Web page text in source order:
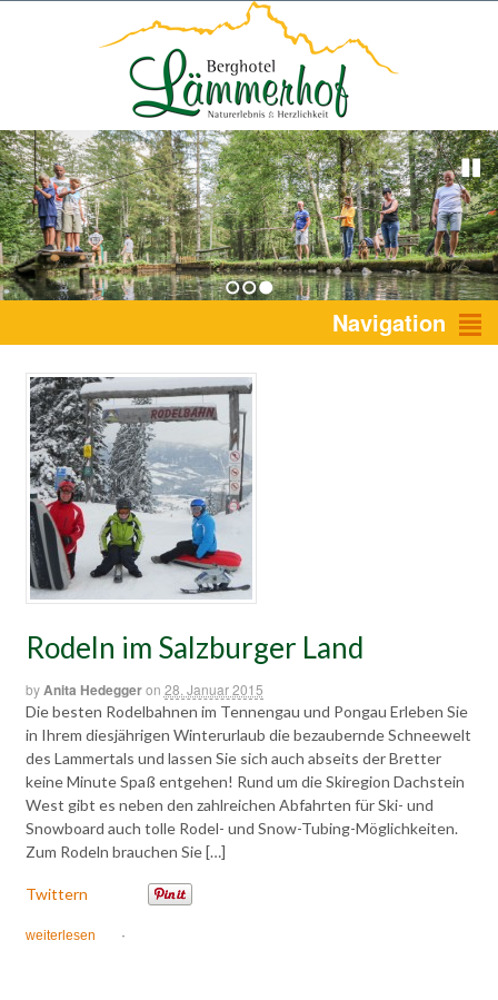
1 2 3 Navigation
Rodeln im Salzburger Land
byAnita Hedeggeron 28. Januar 2015
Die besten Rodelbahnen im Tennengau und Pongau Erleben Sie
in Ihrem diesjährigen Winterurlaub die bezaubernde Schneewelt
des Lammertals und lassen Sie sich auch abseits der Bretter
keine Minute Spaß entgehen! Rund um die Skiregion Dachstein
West gibt es neben den zahlreichen Abfahrten für Ski- und
Snowboard auch tolle Rodel- und Snow-Tubing-Möglichkeiten.
Zum Rodeln brauchen Sie […]
Twittern
weiterlesen ·